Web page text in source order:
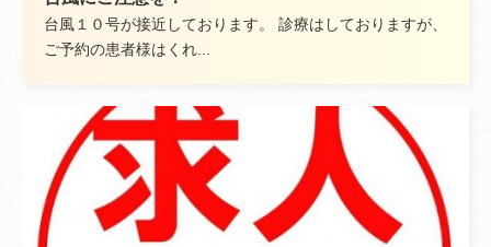
台風１０号が接近しております。 診療はしておりますが、
ご予約の患者様はくれ...